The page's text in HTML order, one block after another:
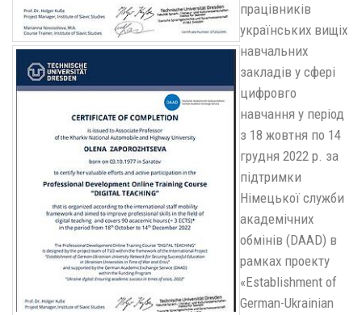
працівників
українських вищіх
навчальних
закладів у сфері
цифровго
навчання у період
з 18 жовтня по 14
грудня 2022 р. за
підтримки
Німецької служби
академічних
обмінів (DAAD) в
рамках проекту
«Establishment of
German-Ukrainian